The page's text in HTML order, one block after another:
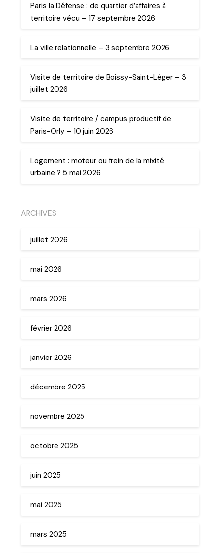
Paris la Défense : de quartier d’affaires à
territoire vécu – 17 septembre 2026
La ville relationnelle – 3 septembre 2026
Visite de territoire de Boissy-Saint-Léger – 3
juillet 2026
Visite de territoire / campus productif de
Paris-Orly – 10 juin 2026
Logement : moteur ou frein de la mixité
urbaine ? 5 mai 2026
ARCHIVES
juillet 2026
mai 2026
mars 2026
février 2026
janvier 2026
décembre 2025
novembre 2025
octobre 2025
juin 2025
mai 2025
mars 2025